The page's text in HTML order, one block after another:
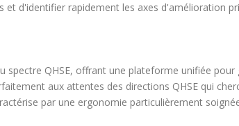
d'identifier rapidement les axes d'amélioration
QHSE, offrant une plateforme unifiée
aux attentes des directions QHSE qui
par une ergonomie particulièrement